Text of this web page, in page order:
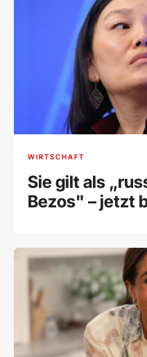
WIRTSCHAFT
Sie gilt als
Bezos" – jetzt